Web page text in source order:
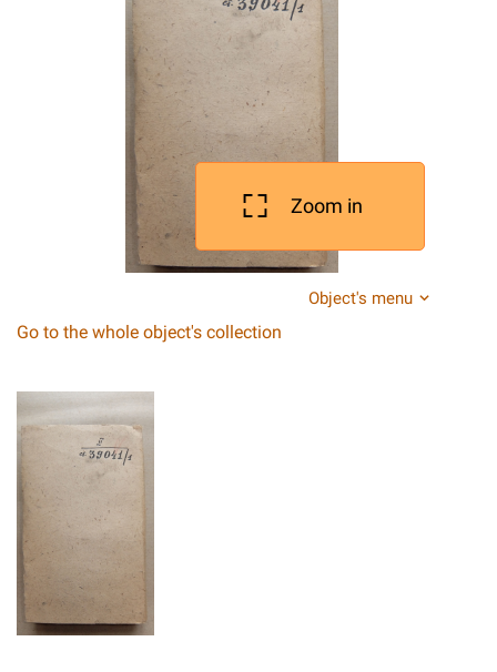
Zoom in
Object's menu
Go to the whole object's collection